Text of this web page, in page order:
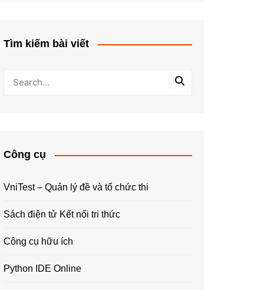
Tìm kiếm bài viết
Công cụ
VniTest – Quản lý đề và tổ chức thi
Sách điện tử Kết nối tri thức
Công cụ hữu ích
Python IDE Online